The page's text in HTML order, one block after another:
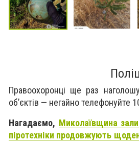
Правоохоронці ще раз
об’єктів — негайно
Нагадаємо, Миколаївщина
піротехніки продовжують